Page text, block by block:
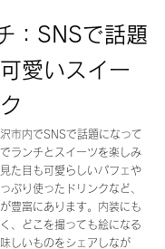
：SNSで話題
愛いスイー
市内でSNSで話題になって
ランチとスイーツを楽しみ
た目も可愛らしいパフェや
ぷり使ったドリンクなど、
豊富にあります。内装にも
、どこを撮っても絵になる
しいものをシェアしなが